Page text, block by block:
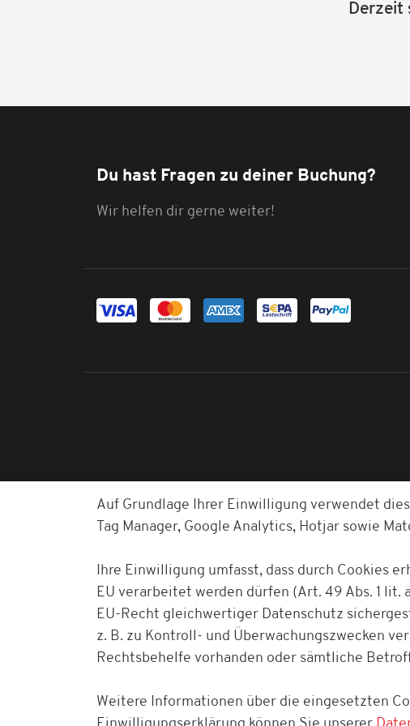
Derzeit
Du hast Fragen zu deiner Buchung?
Wir helfen dir gerne weiter!
Auf Grundlage Ihrer Einwilligung verwendet
Tag Manager, Google Analytics, Hotjar sowie
Ihre Einwilligung umfasst, dass durch Cookies
EU verarbeitet werden dürfen (Art. 49 Abs. 1 lit.
EU-Recht gleichwertiger Datenschutz
z. B. zu Kontroll- und Überwachungszwecken
Rechtsbehelfe vorhanden oder sämtliche
Weitere Informationen über die eingesetzten